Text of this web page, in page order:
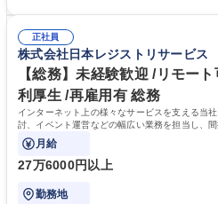
のご応募をお待ちしております。 募集職種 【第二新卒オープンポジショ
ン】業界未経験歓迎/自社ゲーム/WEB面接
正社員
株式会社日本レジストリサービス
【総務】未経験歓迎 /リモー
利厚生 /再雇用有 総務
インターネット上の様々なサービスを支える当
討、イベント運営などの幅広い業務を担当し、
ている部署です。
月給
27万6000円以上
勤務地